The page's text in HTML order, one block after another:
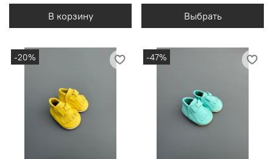
В корзину Выбрать
-20% -47%